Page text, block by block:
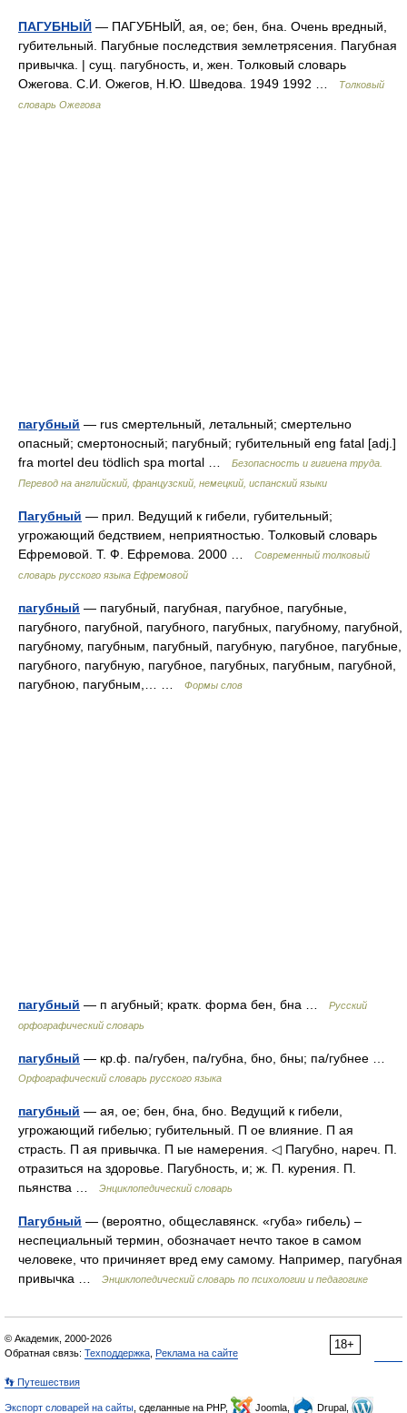
ПАГУБНЫЙ — ПАГУБНЫЙ, ая, ое; бен, бна. Очень вредный,
губительный. Пагубные последствия землетрясения. Пагубная
привычка. | сущ. пагубность, и, жен. Толковый словарь
Ожегова. С.И. Ожегов, Н.Ю. Шведова. 1949 1992 …
Толковый
словарь Ожегова
пагубный — rus смертельный, летальный; смертельно
опасный; смертоносный; пагубный; губительный eng fatal [adj.]
fra mortel deu tödlich spa mortal …
Безопасность и гигиена труда.
Перевод на английский, французский, немецкий, испанский языки
Пагубный — прил. Ведущий к гибели, губительный;
угрожающий бедствием, неприятностью. Толковый словарь
Ефремовой. Т. Ф. Ефремова. 2000 …
Современный толковый
словарь русского языка Ефремовой
пагубный — пагубный, пагубная, пагубное, пагубные,
пагубного, пагубной, пагубного, пагубных, пагубному, пагубной,
пагубному, пагубным, пагубный, пагубную, пагубное, пагубные,
пагубного, пагубную, пагубное, пагубных, пагубным, пагубной,
пагубною, пагубным,… …
Формы слов
пагубный — п агубный; кратк. форма бен, бна …
Русский
орфографический словарь
пагубный — кр.ф. па/губен, па/губна, бно, бны; па/губнее …
Орфографический словарь русского языка
пагубный — ая, ое; бен, бна, бно. Ведущий к гибели,
угрожающий гибелью; губительный. П ое влияние. П ая
страсть. П ая привычка. П ые намерения. ◁ Пагубно, нареч. П.
отразиться на здоровье. Пагубность, и; ж. П. курения. П.
пьянства …
Энциклопедический словарь
Пагубный — (вероятно, общеславянск. «губа» гибель) –
неспециальный термин, обозначает нечто такое в самом
человеке, что причиняет вред ему самому. Например, пагубная
привычка …
Энциклопедический словарь по психологии и педагогике
18+
© Академик, 2000-2026
Обратная связь: Техподдержка Реклама на сайте
👣 Путешествия
Экспорт словарей на сайты , сделанные на PHP, Joomla, Drupal,